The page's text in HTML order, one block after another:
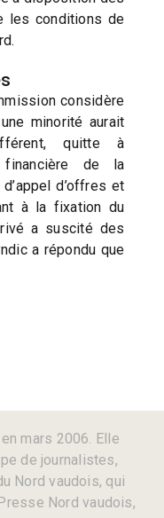
les conditions de
considère
minorité aurait
quitte à
financière de la
d’offres et
à la fixation du
a suscité des
a répondu que
mars 2006. Elle
de journalistes,
Nord vaudois, qui
Nord vaudois,